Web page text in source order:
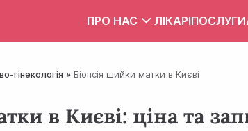
ПРО НАС
Правила внутрішнього
ЛІКАРІПОСЛУГИ
гінекологія Біопсія шийки матки в Києві
в Києві: ціна та